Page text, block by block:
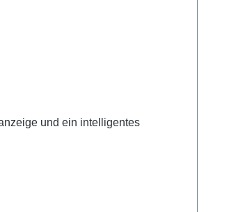
und ein intelligentes